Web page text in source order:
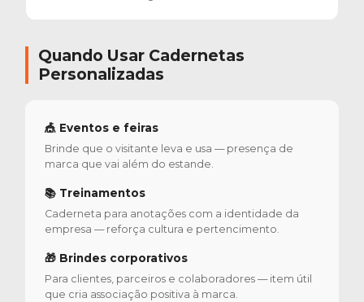
Quando Usar Cadernetas
Personalizadas
🎪 Eventos e feiras
Brinde que o visitante leva e usa — presença de
marca que vai além do estande.
📚 Treinamentos
Caderneta para anotações com a identidade da
empresa — reforça cultura e pertencimento.
🎁 Brindes corporativos
Para clientes, parceiros e colaboradores — item útil
que cria associação positiva à marca.